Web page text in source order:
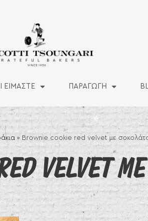
ΕΙΜΑΣΤΕ ΠΑΡΑΓΩΓΗ
» Brownie cookie red velvet με
VELVET